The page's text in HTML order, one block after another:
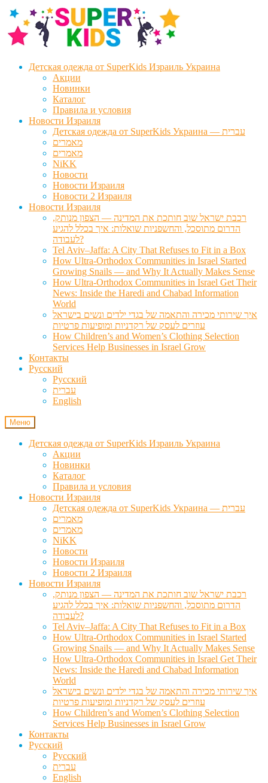
Перейти
навигации
Перейти
содержимому
Детская одежда от SuperKids Израиль Украина
Акции
Новинки
Каталог
Правила и условия
Новости Израиля
Детская одежда от SuperKids Украина — עברית
מאמרים
מאמרים
NiKK
Новости
Новости Израиля
Новости 2 Израиля
Новости Израиля
רכבת ישראל שוב חותכת את המדינה — הצפון מנותק,
הדרום מתוסכל, והחשפניות שואלות: איך בכלל להגיע
לעבודה?
Tel Aviv–Jaffa: A City That Refuses to Fit in a Box
How Ultra-Orthodox Communities in Israel Started
Growing Snails — and Why It Actually Makes Sense
How Ultra-Orthodox Communities in Israel Get Their
News: Inside the Haredi and Chabad Information
World
איך שירותי מכירה והתאמה של בגדי ילדים ונשים בישראל
עוזרים לעסק של רקדניות ומופיעות פרטיות
How Children’s and Women’s Clothing Selection
Services Help Businesses in Israel Grow
Контакты
Русский
Русский
עברית
English
Меню
Детская одежда от SuperKids Израиль Украина
Акции
Новинки
Каталог
Правила и условия
Новости Израиля
Детская одежда от SuperKids Украина — עברית
מאמרים
מאמרים
NiKK
Новости
Новости Израиля
Новости 2 Израиля
Новости Израиля
רכבת ישראל שוב חותכת את המדינה — הצפון מנותק,
הדרום מתוסכל, והחשפניות שואלות: איך בכלל להגיע
לעבודה?
Tel Aviv–Jaffa: A City That Refuses to Fit in a Box
How Ultra-Orthodox Communities in Israel Started
Growing Snails — and Why It Actually Makes Sense
How Ultra-Orthodox Communities in Israel Get Their
News: Inside the Haredi and Chabad Information
World
איך שירותי מכירה והתאמה של בגדי ילדים ונשים בישראל
עוזרים לעסק של רקדניות ומופיעות פרטיות
How Children’s and Women’s Clothing Selection
Services Help Businesses in Israel Grow
Контакты
Русский
Русский
עברית
English